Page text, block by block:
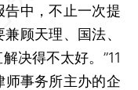
中，不止一次提
顾天理、国法、
决得不太好。”11
师事务所主办的企